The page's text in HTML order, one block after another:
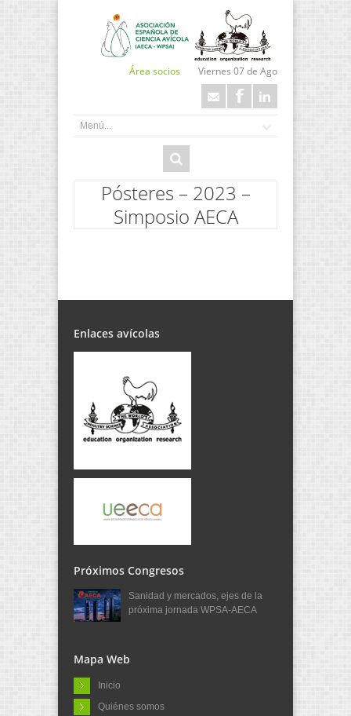
Área socios Viernes 07 de Ago
Pósteres – 2023 –
Simposio AECA
Enlaces avícolas
Próximos Congresos
Sanidad y mercados, ejes de la
próxima jornada WPSA-AECA
Mapa Web
Inicio
Quiénes somos